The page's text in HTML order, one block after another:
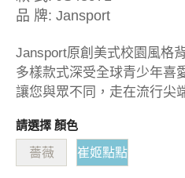
品 牌: Jansport
Jansport原創美式校園風格
多樣款式深受全球青少年喜
讓您與眾不同，走在流行尖
請選擇 顏色
薔薇 崔姬點點